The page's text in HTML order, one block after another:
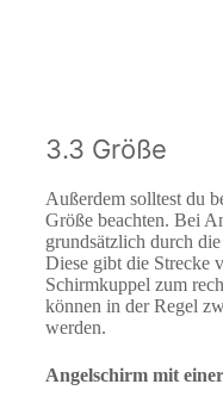
3.3 Größe
Außerdem solltest du
Größe beachten. Bei
grundsätzlich durch
Diese gibt die Strecke
Schirmkuppel zum
können in der Regel
werden.
Angelschirm mit